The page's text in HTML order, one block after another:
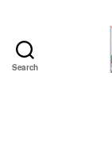
Search